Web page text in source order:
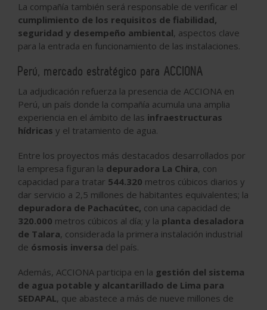
La compañía también será responsable de verificar el
cumplimiento de los requisitos de fiabilidad,
seguridad y desempeño ambiental, aspectos clave
para la entrada en funcionamiento de las instalaciones.
Perú, mercado estratégico para ACCIONA
La adjudicación refuerza la presencia de ACCIONA en
Perú, un país donde la compañía acumula una amplia
experiencia en el ámbito de las infraestructuras
hídricas y el tratamiento de agua.
Entre los proyectos más destacados desarrollados por
la empresa figuran la depuradora La Chira, con
capacidad para tratar 544.320 metros cúbicos diarios y
dar servicio a 2,5 millones de habitantes equivalentes; la
depuradora de Pachacútec, con una capacidad de
320.000 metros cúbicos al día; y la planta desaladora
de Talara, considerada la primera instalación industrial
de ósmosis inversa del país.
Además, ACCIONA participa en la gestión del sistema
de agua potable y alcantarillado de Lima para
SEDAPAL, que abastece a más de nueve millones de